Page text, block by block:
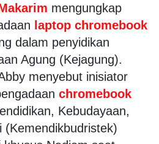
mengungkap
laptop chromebook
dalam penyidikan
Agung (Kejagung).
menyebut inisiator
chromebook
Kebudayaan,
(Kemendikbudristek)